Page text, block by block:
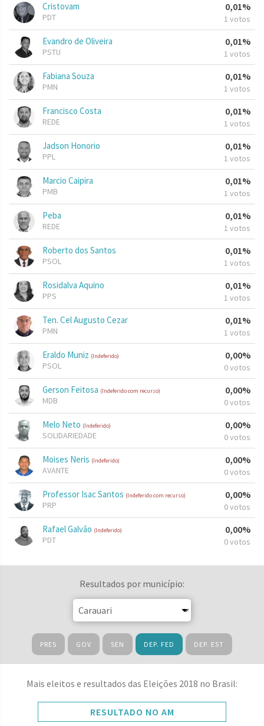
Cristovam
PDT
0,01%
1 votos
Evandro de Oliveira
PSTU
0,01%
1 votos
Fabiana Souza
PMN
0,01%
1 votos
Francisco Costa
REDE
0,01%
1 votos
Jadson Honorio
PPL
0,01%
1 votos
Marcio Caipira
PMB
0,01%
1 votos
Peba
REDE
0,01%
1 votos
Roberto dos Santos
PSOL
0,01%
1 votos
Rosidalva Aquino
PPS
0,01%
1 votos
Ten. Cel Augusto Cezar
PMN
0,01%
1 votos
Eraldo Muniz (Indeferido)
PSOL
0,00%
0 votos
Gerson Feitosa (Indeferido com recurso)
MDB
0,00%
0 votos
Melo Neto (Indeferido)
SOLIDARIEDADE
0,00%
0 votos
Moises Neris (Indeferido)
AVANTE
0,00%
0 votos
Professor Isac Santos (Indeferido com recurso)
PRP
0,00%
0 votos
Rafael Galvão (Indeferido)
PDT
0,00%
0 votos
Resultados por município:
PRES GOV SEN DEP. FED DEP. EST
Mais eleitos e resultados das Eleições 2018 no Brasil:
RESULTADO NO AM